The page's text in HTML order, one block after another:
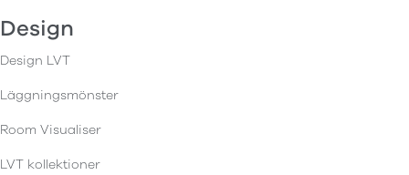
Design
Design LVT
Läggningsmönster
Room Visualiser
LVT kollektioner